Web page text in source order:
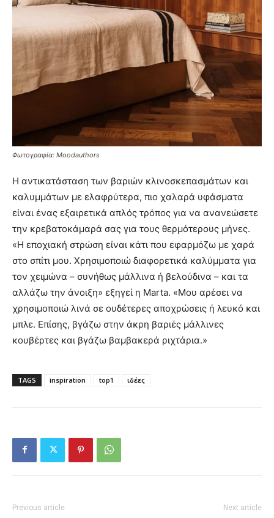
Φωτογραφία: Moodauthors
Η αντικατάσταση των βαριών κλινοσκεπασμάτων και
καλυμμάτων με ελαφρύτερα, πιο χαλαρά υφάσματα
είναι ένας εξαιρετικά απλός τρόπος για να ανανεώσετε
την κρεβατοκάμαρά σας για τους θερμότερους μήνες.
«Η εποχιακή στρώση είναι κάτι που εφαρμόζω με χαρά
στο σπίτι μου. Χρησιμοποιώ διαφορετικά καλύμματα για
τον χειμώνα – συνήθως μάλλινα ή βελούδινα – και τα
αλλάζω την άνοιξη» εξηγεί η Marta. «Μου αρέσει να
χρησιμοποιώ λινά σε ουδέτερες αποχρώσεις ή λευκό και
μπλε. Επίσης, βγάζω στην άκρη βαριές μάλλινες
κουβέρτες και βγάζω βαμβακερά ριχτάρια.»
TAGS inspiration top1 ιδέες
Previous article Next article